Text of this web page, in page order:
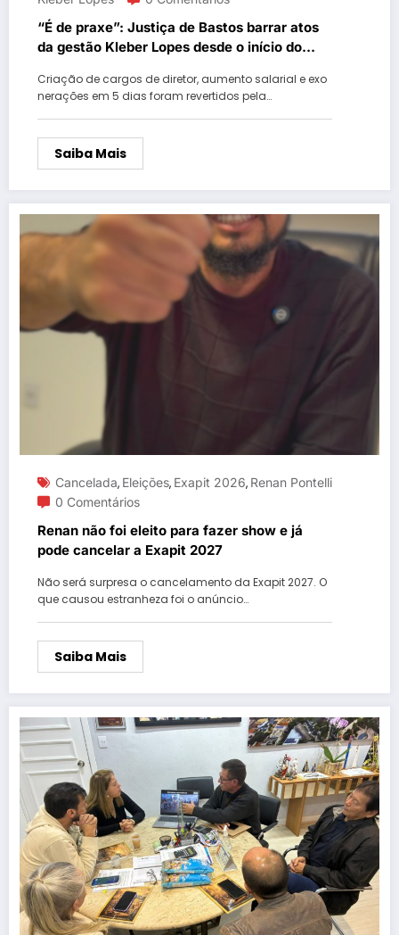
“É de praxe”: Justiça de Bastos barrar atos
da gestão Kleber Lopes desde o início do
Criação de cargos de diretor, aumento salarial e exo
nerações em 5 dias foram revertidos pela…
Saiba Mais
Cancelada, Eleições, Exapit 2026, Renan Pontelli
0 Comentários
Renan não foi eleito para fazer show e já
pode cancelar a Exapit 2027
Não será surpresa o cancelamento da Exapit 2027. O
que causou estranheza foi o anúncio…
Saiba Mais